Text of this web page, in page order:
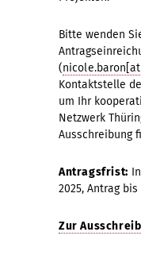
Bitte wenden
(
Kontaktstelle
um Ihr
Netzwerk
Ausschreibung
Antragsfrist:
2025, Antrag
Zur